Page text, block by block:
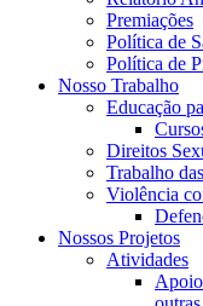
Premiações
Política de
Política de
Nosso Trabalho
Educação
Direitos
Trabalho
Violência
Nossos Projetos
Atividades